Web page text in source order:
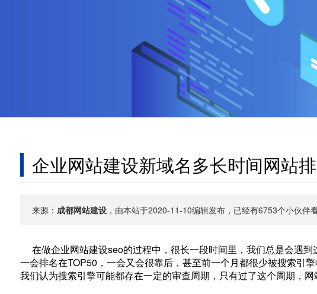
企业网站建设新域名多长时间网站
来源： 成都网站建设，由本站于2020-11-10编辑发布，已经有6753个小伙伴
在做企业网站建设seo的过程中，很长一段时间里，我们总是会遇到
一会排名在TOP50，一会又会很靠后，甚至前一个月都很少被搜索引
我们认为搜索引擎可能都存在一定的审查周期，只有过了这个周期，网